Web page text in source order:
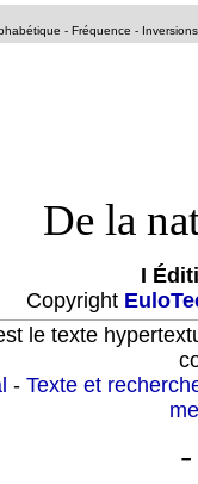
- Fréquence - Inversions
De la
I
Copyright
le texte
- Texte et